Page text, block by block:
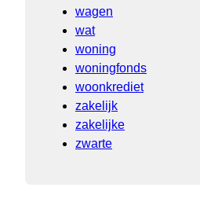
wagen
wat
woning
woningfonds
woonkrediet
zakelijk
zakelijke
zwarte